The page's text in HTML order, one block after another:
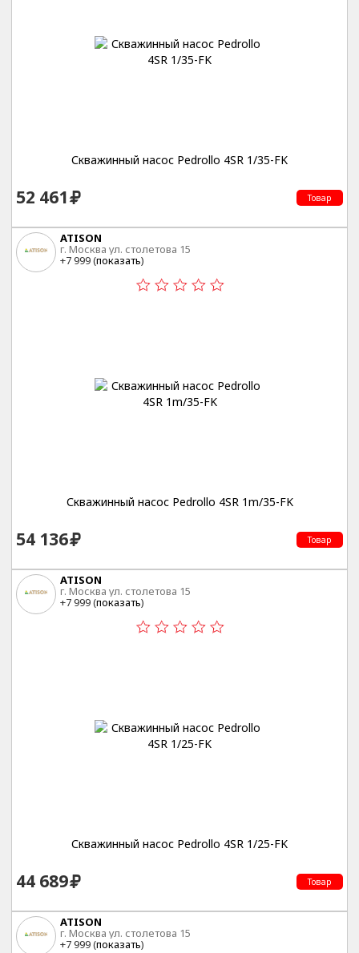
Скважинный насос Pedrollo 4SR 1/35-FK
52 461 Товар
ATISON
г. Москва ул. столетова 15
+7 999 (показать)
Скважинный насос Pedrollo 4SR 1m/35-FK
54 136 Товар
ATISON
г. Москва ул. столетова 15
+7 999 (показать)
Скважинный насос Pedrollo 4SR 1/25-FK
44 689 Товар
ATISON
г. Москва ул. столетова 15
+7 999 (показать)